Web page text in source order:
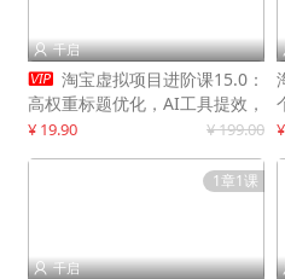
 千启
 淘宝虚拟项目进阶课15.0：
高权重标题优化，AI工具提效，
自动盈利模式搭建
¥ 19.90 ¥ 199.00
1章1课
 千启